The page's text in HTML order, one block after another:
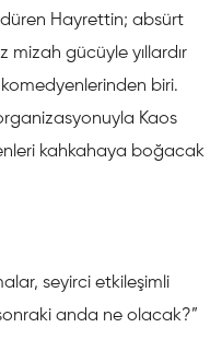
Hayrettin; absürt
mizah gücüyle yıllardır
biri.
Kaos
kahkahaya boğacak
seyirci etkileşimli
anda ne olacak?”